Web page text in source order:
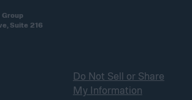
Group
Suite 216
Do Not Sell or Share
My Information